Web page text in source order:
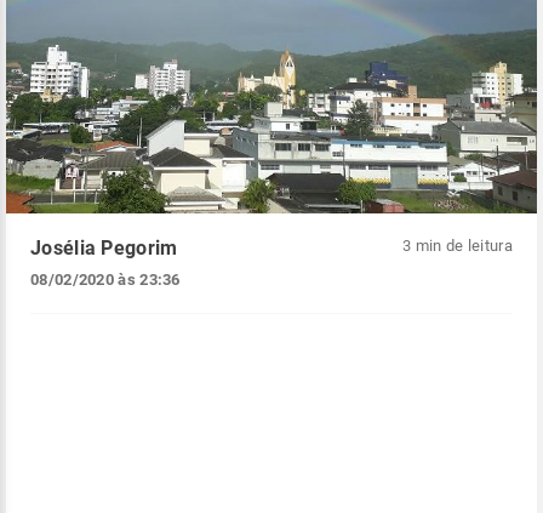
Josélia Pegorim
08/02/2020 às 23:36
3 min de leitura